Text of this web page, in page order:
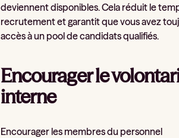
deviennent disponibles. Cela réduit le
recrutement et garantit que vous avez
accès à un pool de candidats qualifiés.
Encourager le
interne
Encourager les membres du personnel